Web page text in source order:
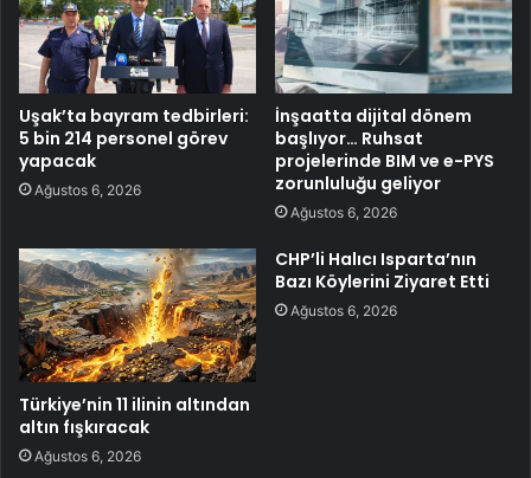
Uşak’ta bayram tedbirleri:
5 bin 214 personel görev
yapacak
Ağustos 6, 2026
İnşaatta dijital dönem
başlıyor… Ruhsat
projelerinde BIM ve e-PYS
zorunluluğu geliyor
Ağustos 6, 2026
Türkiye’nin 11 ilinin altından
altın fışkıracak
Ağustos 6, 2026
CHP’li Halıcı Isparta’nın
Bazı Köylerini Ziyaret Etti
Ağustos 6, 2026